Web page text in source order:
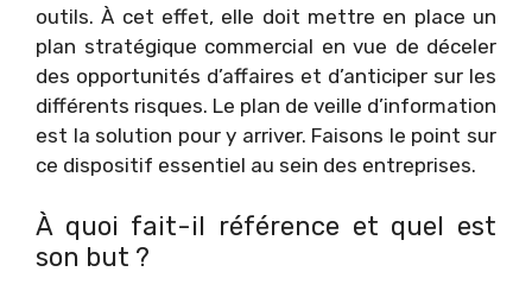
outils. À cet effet, elle doit mettre en place un
plan stratégique commercial en vue de déceler
des opportunités d’affaires et d’anticiper sur les
différents risques. Le plan de veille d’information
est la solution pour y arriver. Faisons le point sur
ce dispositif essentiel au sein des entreprises.
À quoi fait-il référence et quel est
son but ?